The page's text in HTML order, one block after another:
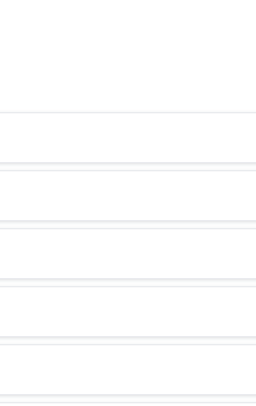
làm việc.
lâu dài.